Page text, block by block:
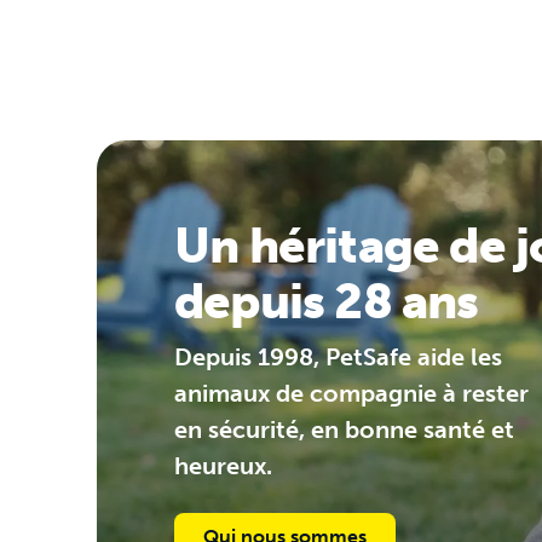
Un héritage de
depuis 28 ans
Depuis 1998, PetSafe aide les
animaux de compagnie à rester
en sécurité, en bonne santé et
heureux.
Qui nous sommes